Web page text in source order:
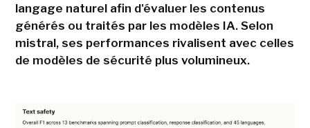
langage naturel afin d'évaluer les contenus
générés ou traités par les modèles IA. Selon
mistral, ses performances rivalisent avec celles
de modèles de sécurité plus volumineux.